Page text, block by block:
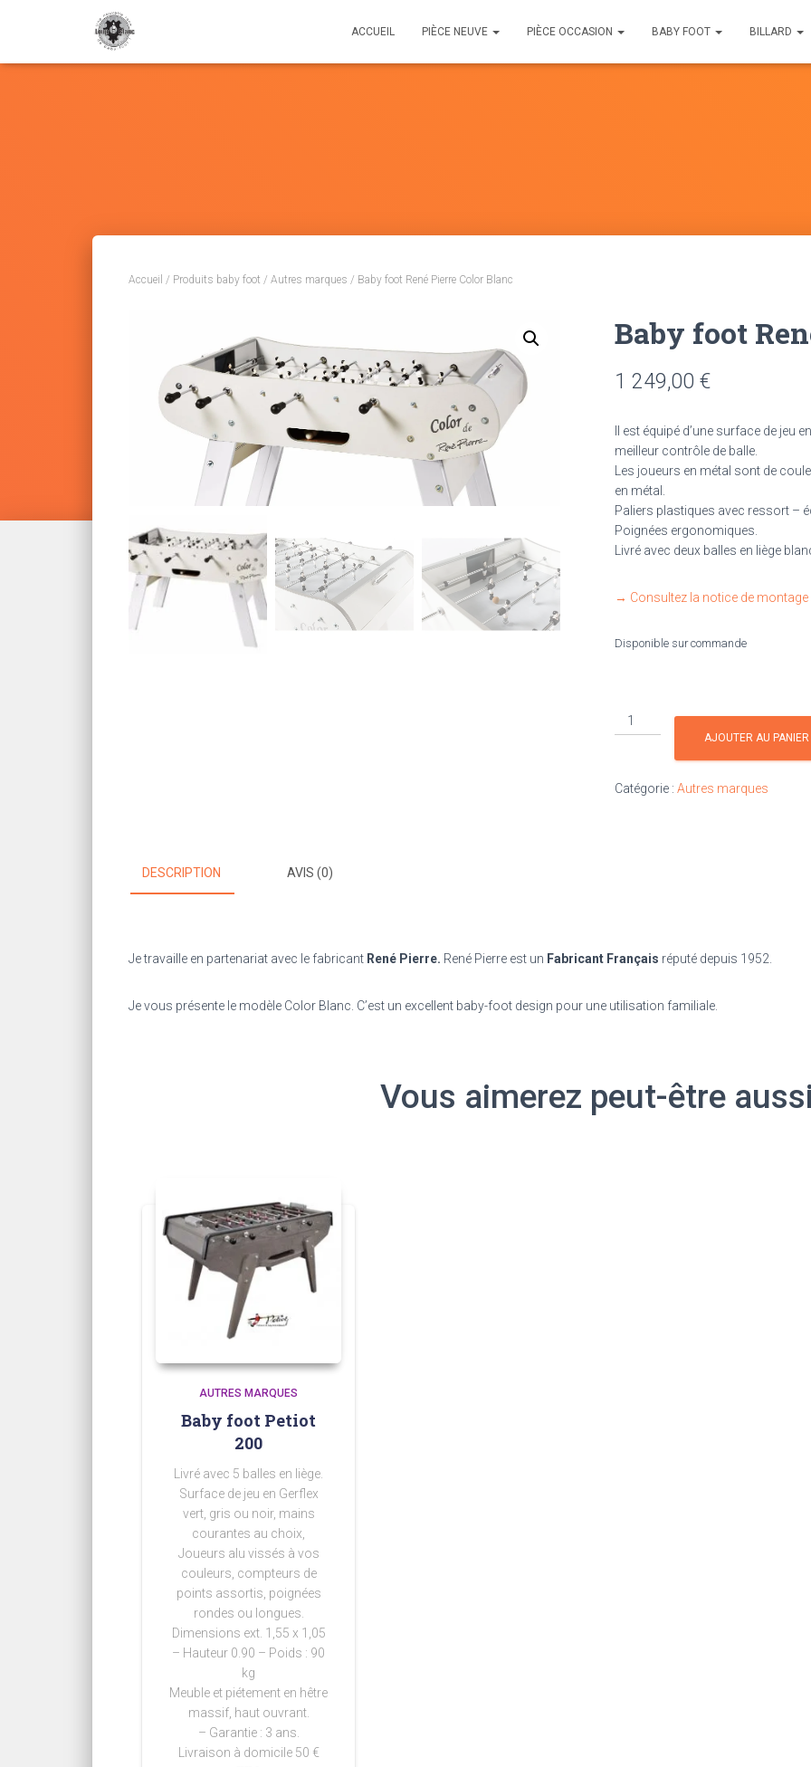
ACCUEIL PIÈCE NEUVE PIÈCE OCCASION BABY FOOT BILLARD
Accueil / Produits baby foot / Autres marques / Baby foot René Pierre Color Blanc
Baby foot
1 249,00 €
Il est équipé d’une surface de jeu
meilleur contrôle de balle.
Les joueurs en métal sont de
en métal.
Paliers plastiques avec ressort –
Poignées ergonomiques.
Livré avec deux balles en liège
→ Consultez la notice de montage
Disponible sur commande
quantité
de
René
AJOUTER AU PANIER
Catégorie : Autres marques
DESCRIPTION AVIS (0)
Je travaille en partenariat avec le fabricant René Pierre. René Pierre est un Fabricant Français réputé depuis 1952.
Je vous présente le modèle Color Blanc. C’est un excellent baby-foot design pour une utilisation familiale.
Vous aimerez peut-être
AUTRES MARQUES
Baby foot Petiot
200
Livré avec 5 balles en liège.
Surface de jeu en Gerflex
vert, gris ou noir, mains
courantes au choix,
Joueurs alu vissés à vos
couleurs, compteurs de
points assortis, poignées
rondes ou longues.
Dimensions ext. 1,55 x 1,05
– Hauteur 0.90 – Poids : 90
kg
Meuble et piétement en hêtre
massif, haut ouvrant.
– Garantie : 3 ans.
Livraison à domicile 50 €